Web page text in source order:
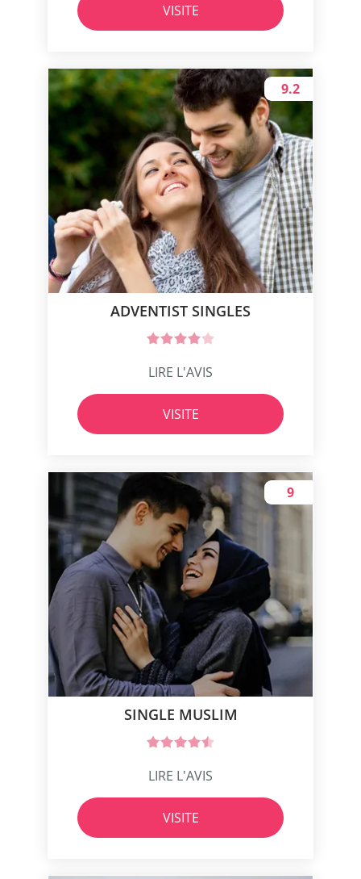
VISITE
ADVENTIST SINGLES
9.2
LIRE L'AVIS
VISITE
SINGLE MUSLIM
9
LIRE L'AVIS
VISITE